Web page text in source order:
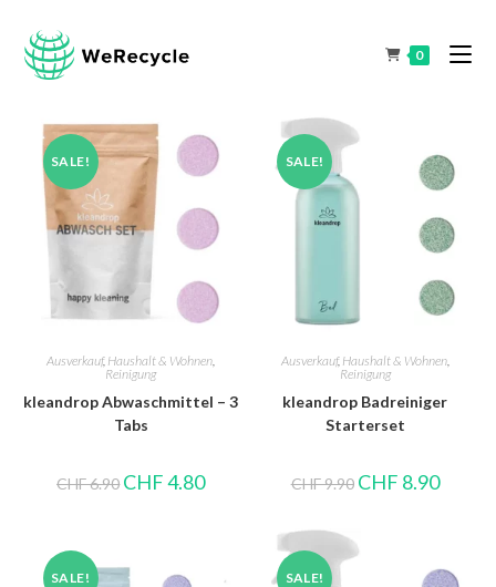
0
SALE!
Ausverkauf, Haushalt & Wohnen,
Reinigung
kleandrop Abwaschmittel – 3
Tabs
CHF6.90 CHF4.80
SALE!
Ausverkauf, Haushalt & Wohnen,
Reinigung
kleandrop Badreiniger
Starterset
CHF9.90 CHF 8.90
SALE! SALE!